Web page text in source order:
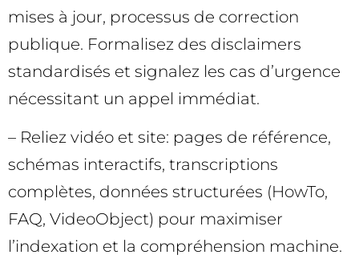
mises à jour, processus de correction
publique. Formalisez des disclaimers
standardisés et signalez les cas d’urgence
nécessitant un appel immédiat.
– Reliez vidéo et site: pages de référence,
schémas interactifs, transcriptions
complètes, données structurées (HowTo,
FAQ, VideoObject) pour maximiser
l’indexation et la compréhension machine.